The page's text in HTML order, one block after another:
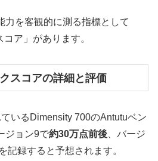
力を客観的に測る指標として
コア」があります。
スコアの詳細と評価
いるDimensity 700のAntutuベン
ジョン9で約30万点前後 、バージ
を記録すると予想されます。